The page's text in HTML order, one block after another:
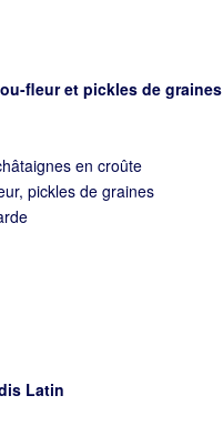
fleur et pickles de graines
en croûte
pickles de graines
Latin